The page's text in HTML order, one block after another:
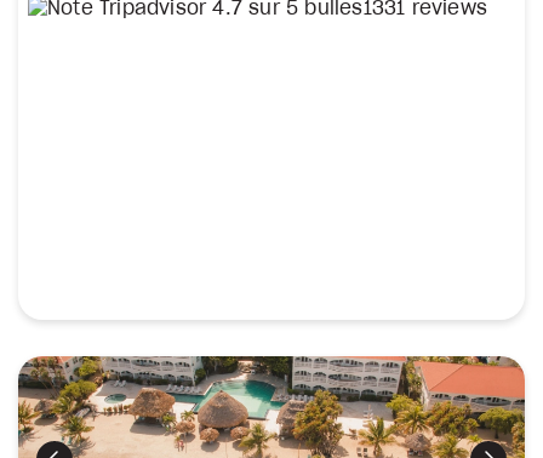
1331 reviews